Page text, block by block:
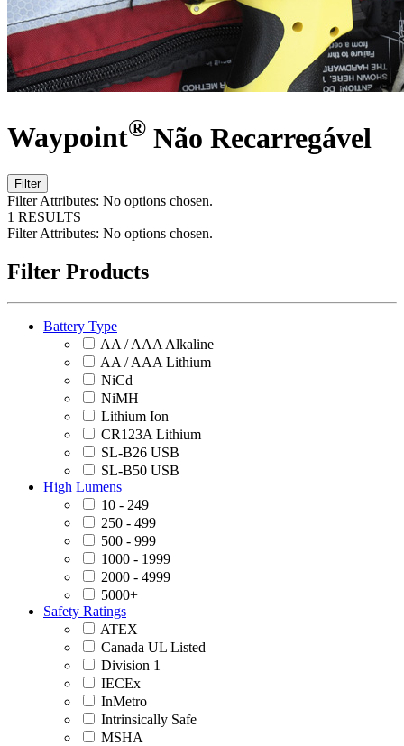
Waypoint® Não Recarregável
Filter
Filter Attributes: No options chosen.
1 RESULTS
Filter Attributes: No options chosen.
Filter Products
Battery Type
AA / AAA Alkaline
AA / AAA Lithium
NiCd
NiMH
Lithium Ion
CR123A Lithium
SL-B26 USB
SL-B50 USB
High Lumens
10 - 249
250 - 499
500 - 999
1000 - 1999
2000 - 4999
5000+
Safety Ratings
ATEX
Canada UL Listed
Division 1
IECEx
InMetro
Intrinsically Safe
MSHA